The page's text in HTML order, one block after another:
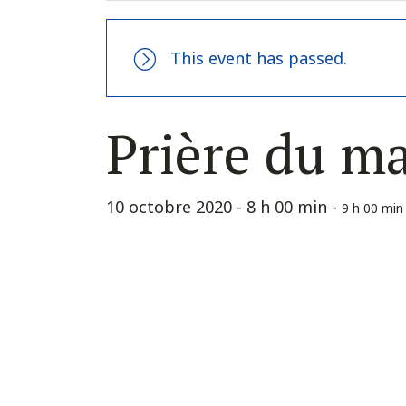
This event has passed.
Prière du
10 octobre 2020 - 8 h 00 min - 9 h 00 min